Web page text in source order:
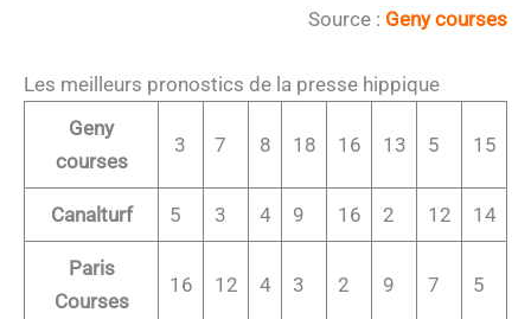
Source : Geny courses
Les meilleurs pronostics de la presse hippique
Geny
courses
3 7 8 18 16 13 5 15
Canalturf 5 3 4 9 16 2 12 14
Paris
Courses
16 12 4 3 2 9 7 5